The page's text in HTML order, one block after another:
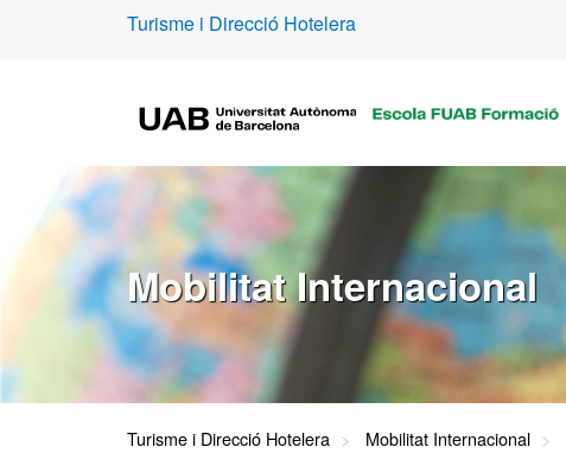
Turisme i Direcció Hotelera
B
Mobilitat Internacional
Turisme i Direcció Hotelera Mobilitat Internacional